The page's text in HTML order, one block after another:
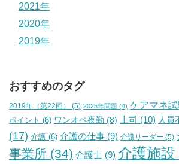
2021年
2020年
2019年
おすすめのタグ
2019年（第22回） (5) 2025年問題 (4) ケアマネ試
ポイント (6) ワンオペ夜勤 (8) 上司 (10) 人員
(17) 介護 (6) 介護の仕事 (9) 介護リーダー (5)
事業所 (34) 介護士 (9) 介護施設